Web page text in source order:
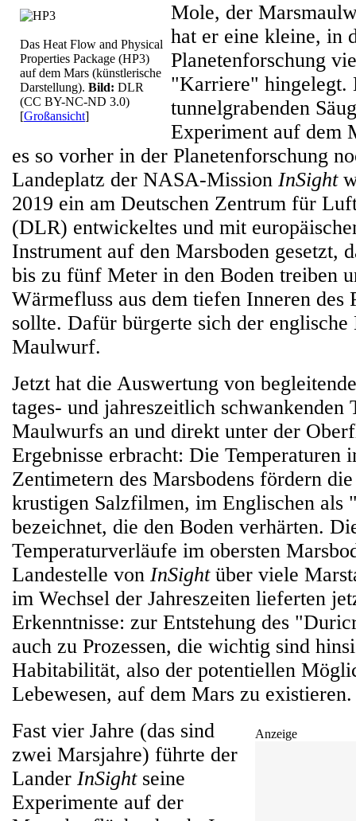
Das Heat Flow and Physical
Properties Package (HP3)
auf dem Mars (künstlerische
Darstellung). Bild: DLR
(CC BY-NC-ND 3.0)
[Großansicht]
Mole, der
hat er eine kleine, in
Planetenforschung
"Karriere" hingelegt.
tunnelgrabenden
Experiment auf dem
es so vorher in der Planetenforschung
Landeplatz der NASA-Mission InSight
2019 ein am Deutschen Zentrum für
(DLR) entwickeltes und mit
Instrument auf den Marsboden gesetzt,
bis zu fünf Meter in den Boden treiben
Wärmefluss aus dem tiefen Inneren des
sollte. Dafür bürgerte sich der
Maulwurf.
Jetzt hat die Auswertung von
tages- und jahreszeitlich schwankenden
Maulwurfs an und direkt unter der
Ergebnisse erbracht: Die Temperaturen
Zentimetern des Marsbodens fördern
krustigen Salzfilmen, im Englischen als
bezeichnet, die den Boden verhärten.
Temperaturverläufe im obersten
Landestelle von InSightüber viele
im Wechsel der Jahreszeiten lieferten
Erkenntnisse: zur Entstehung des
auch zu Prozessen, die wichtig sind
Habitabilität, also der potentiellen
Lebewesen, auf dem Mars zu existieren.
Anzeige
Fast vier Jahre (das sind
zwei Marsjahre) führte der
Lander InSightseine
Experimente auf der